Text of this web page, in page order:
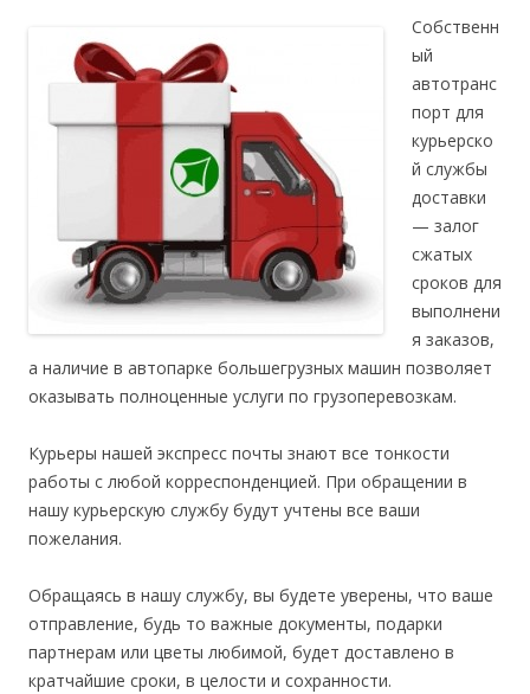
Собственн
ый
автотранс
порт для
курьерско
й службы
доставки
— залог
сжатых
сроков для
выполнени
я заказов,
а наличие в автопарке большегрузных машин позволяет
оказывать полноценные услуги по грузоперевозкам.
Курьеры нашей экспресс почты знают все тонкости
работы с любой корреспонденцией. При обращении в
нашу курьерскую службу будут учтены все ваши
пожелания.
Обращаясь в нашу службу, вы будете уверены, что ваше
отправление, будь то важные документы, подарки
партнерам или цветы любимой, будет доставлено в
кратчайшие сроки, в целости и сохранности.